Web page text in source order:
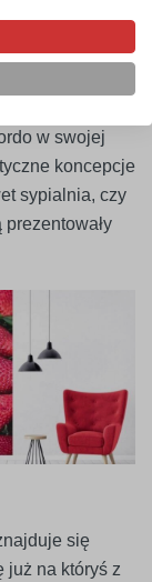
beżowy
w swojej
koncepcje
sypialnia, czy
się
już na któryś z